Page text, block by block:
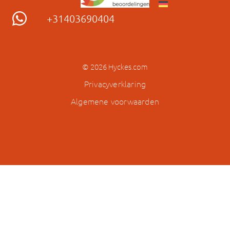
+31403690404
© 2026 Hyckes.com
Privacyverklaring
Algemene voorwaarden